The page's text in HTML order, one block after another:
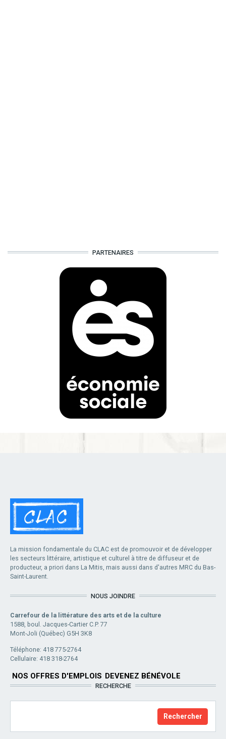
PARTENAIRES
La mission fondamentale du CLAC est de promouvoir et de développer
les secteurs littéraire, artistique et culturel à titre de diffuseur et de
producteur, a priori dans La Mitis, mais aussi dans d'autres MRC du Bas-
Saint-Laurent.
NOUS JOINDRE
Carrefour de la littérature des arts et de la culture
1588, boul. Jacques-Cartier C.P. 77
Mont-Joli (Québec) G5H 3K8
Téléphone: 418 775-2764
Cellulaire: 418 318-2764
NOS OFFRES D'EMPLOIS DEVENEZ BÉNÉVOLE
RECHERCHE